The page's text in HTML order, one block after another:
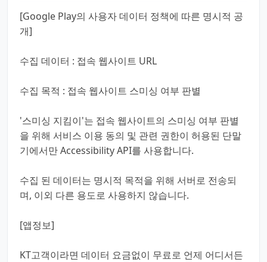
[Google Play의 사용자 데이터 정책에 따른 명시적 공
개]
수집 데이터 : 접속 웹사이트 URL
수집 목적 : 접속 웹사이트 스미싱 여부 판별
'스미싱 지킴이'는 접속 웹사이트의 스미싱 여부 판별
을 위해 서비스 이용 동의 및 관련 권한이 허용된 단말
기에서만 Accessibility API를 사용합니다.
수집 된 데이터는 명시적 목적을 위해 서버로 전송되
며, 이외 다른 용도로 사용하지 않습니다.
[앱정보]
KT고객이라면 데이터 요금없이 무료로 언제 어디서든